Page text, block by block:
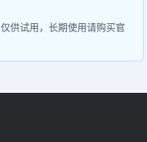
供试用，长期使用请购买官